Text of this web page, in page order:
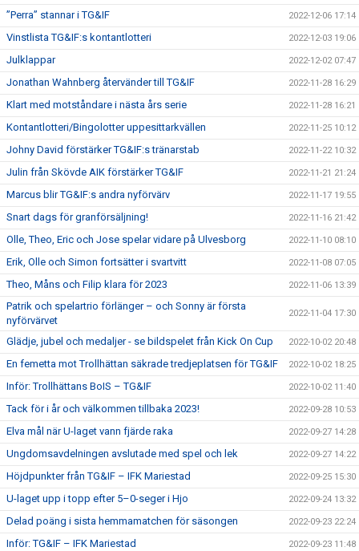
”Perra” stannar i TG&IF 2022-12-06 17:14
Vinstlista TG&IF:s kontantlotteri 2022-12-03 19:06
Julklappar 2022-12-02 07:47
Jonathan Wahnberg återvänder till TG&IF 2022-11-28 16:29
Klart med motståndare i nästa års serie 2022-11-28 16:21
Kontantlotteri/Bingolotter uppesittarkvällen 2022-11-25 10:12
Johny David förstärker TG&IF:s tränarstab 2022-11-22 10:32
Julin från Skövde AIK förstärker TG&IF 2022-11-21 21:24
Marcus blir TG&IF:s andra nyförvärv 2022-11-17 19:55
Snart dags för granförsäljning! 2022-11-16 21:42
Olle, Theo, Eric och Jose spelar vidare på Ulvesborg 2022-11-10 08:10
Erik, Olle och Simon fortsätter i svartvitt 2022-11-08 07:05
Theo, Måns och Filip klara för 2023 2022-11-06 13:39
Patrik och spelartrio förlänger – och Sonny är första
nyförvärvet
2022-11-04 17:30
Glädje, jubel och medaljer - se bildspelet från Kick On Cup 2022-10-02 20:48
En femetta mot Trollhättan säkrade tredjeplatsen för TG&IF 2022-10-02 18:25
Inför: Trollhättans BoIS – TG&IF 2022-10-02 11:40
Tack för i år och välkommen tillbaka 2023! 2022-09-28 10:53
Elva mål när U-laget vann fjärde raka 2022-09-27 14:28
Ungdomsavdelningen avslutade med spel och lek 2022-09-27 14:22
Höjdpunkter från TG&IF – IFK Mariestad 2022-09-25 15:30
U-laget upp i topp efter 5–0-seger i Hjo 2022-09-24 13:32
Delad poäng i sista hemmamatchen för säsongen 2022-09-23 22:24
Inför: TG&IF – IFK Mariestad 2022-09-23 11:48